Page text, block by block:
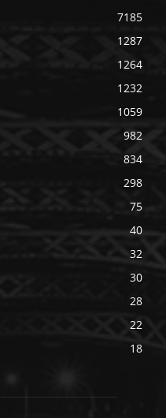
7185
1287
1264
1232
1059
982
834
298
75
40
32
30
28
22
18